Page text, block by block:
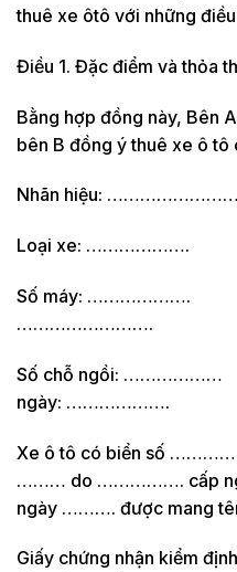
thuê xe ôtô với những
Điều 1. Đặc điểm và thỏa
Bằng hợp đồng này, Bên
bên B đồng ý thuê xe ô tô
Nhãn hiệu:
Loại xe: ……………….
Số máy: ……………….
…………………….
Số chỗ ngồi: ………………
ngày: ……………….
Xe ô tô có biển số …………
……… do ……………. cấp
ngày ………. được mang
Giấy chứng nhận kiểm